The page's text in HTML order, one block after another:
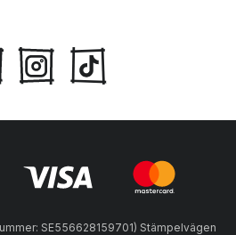
SE556628159701) Stämpelvägen